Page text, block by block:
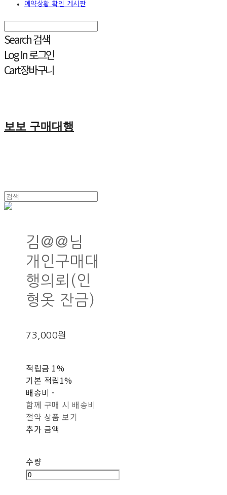
예약상황 확인 게시판
Search검색
Log In로그인
Cart장바구니
보보 구매대행
김@@님
개인구매대
행의뢰(인
형옷 잔금)
73,000원
적립금 1%
기본 적립1%
배송비-
함께 구매 시 배송비
절약 상품 보기
추가 금액
수량